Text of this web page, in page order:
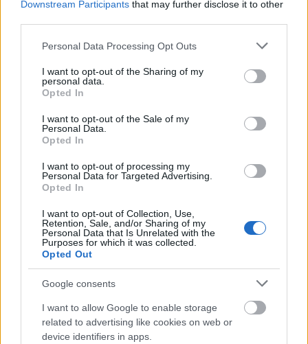
Downstream Participants that may further disclose it to other
Please note that this website/app uses one or more Google
not limited to your visit or usage behaviour. You may click to
grant or deny consent to Google and its third-party tags to
use your data for below specified purposes in below Google
consent section.
Personal Data Processing Opt Outs
I want to opt-out of the Sharing of my
personal data.
Opted In
I want to opt-out of the Sale of my
Personal Data.
Opted In
I want to opt-out of processing my
Personal Data for Targeted Advertising.
Opted In
I want to opt-out of Collection, Use,
Retention, Sale, and/or Sharing of my
Personal Data that Is Unrelated with the
Purposes for which it was collected.
Opted Out
Google consents
I want to allow Google to enable storage
related to advertising like cookies on web or
device identifiers in apps.
Ralph Fiennes & Felicity Jones az Invisible Womanben (Fotó:
Az 1976-ban útjára indított filmes
seregszemlére sokan az Oscar
előszobájaként tekintenek. A Torontóban
bemutatottGettómilliomos,A király beszédeés
a tavalyi programban szereplő
elnyerte az amerikai filmakadémia díját.
Idén mások mellett a Mandela életét
feldolgozó filmet övezi nagy várakozás,
amelyben Idris Elba alakítja az
apartheidrendszer ellen harcoló, 27 évig
raboskodó legendás dél-afrikai vezetőt. A
Justin Chadwick rendezte dráma másik fontos
szereplője Naomie Harris, aki Winnie